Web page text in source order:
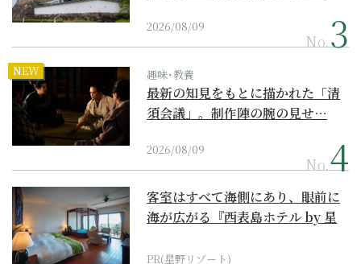
2026/08/09
No.
NEW 趣味･教養
最新の知見をもとに描かれた「清
須会議」。制作陣の腕の見せ…
2026/08/09
No.
客室はすべて海側にあり、眼前に
海が広がる『西表島ホテル by 星
PR(星野リゾート)